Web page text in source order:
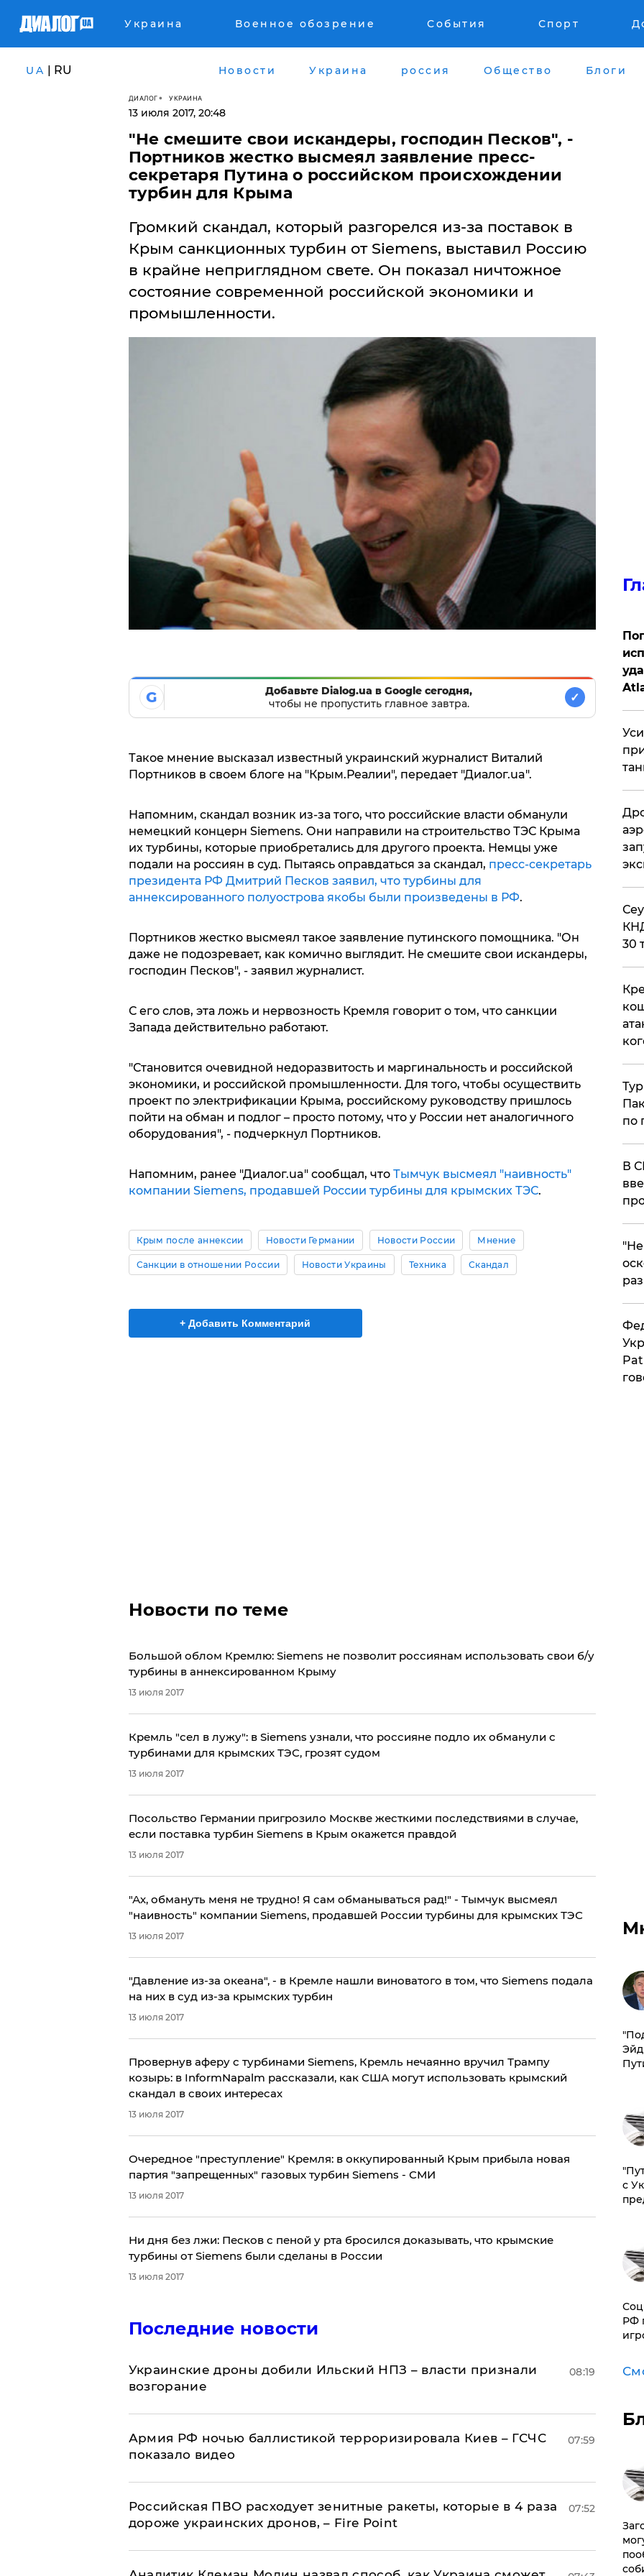
Украина Военное обозрение События Спорт
UA | RU Новости Украина россия Общество Блоги
ДИАЛОГ УКРАИНА
13 июля 2017, 20:48
​"Не смешите свои искандеры, господин Песков", -
Портников жестко высмеял заявление пресс-
секретаря Путина о российском происхождении
турбин для Крыма
Громкий скандал, который разгорелся из-за поставок в
Крым санкционных турбин от Siemens, выставил Россию
в крайне неприглядном свете. Он показал ничтожное
состояние современной российской экономики и
промышленности.
G
Добавьте Dialog.ua в Google сегодня,
чтобы не пропустить главное завтра.
✓
Такое мнение высказал известный украинский журналист Виталий
Портников в своем блоге на "Крым.Реалии", передает "Диалог.ua".
Напомним, скандал возник из-за того, что российские власти обманули
немецкий концерн Siemens. Они направили на строительство ТЭС Крыма
их турбины, которые приобретались для другого проекта. Немцы уже
подали на россиян в суд. Пытаясь оправдаться за скандал, пресс-секретарь
президента РФ Дмитрий Песков заявил, что турбины для
аннексированного полуострова якобы были произведены в РФ.
Портников жестко высмеял такое заявление путинского помощника. "Он
даже не подозревает, как комично выглядит. Не смешите свои искандеры,
господин Песков", - заявил журналист.
С его слов, эта ложь и нервозность Кремля говорит о том, что санкции
Запада действительно работают.
"Становится очевидной недоразвитость и маргинальность и российской
экономики, и российской промышленности. Для того, чтобы осуществить
проект по электрификации Крыма, российскому руководству пришлось
пойти на обман и подлог – просто потому, что у России нет аналогичного
оборудования", - подчеркнул Портников.
Напомним, ранее "Диалог.ua" сообщал, что Тымчук высмеял "наивность"
компании Siemens, продавшей России турбины для крымских ТЭС.
Крым после аннексии Новости Германии Новости России Мнение
Санкции в отношении России Новости Украины Техника Скандал
+ Добавить Комментарий
Новости по теме
​Большой облом Кремлю: Siemens не позволит россиянам использовать свои б/у
турбины в аннексированном Крыму
13 июля 2017
​Кремль "сел в лужу": в Siemens узнали, что россияне подло их обманули с
турбинами для крымских ТЭС, грозят судом
13 июля 2017
Посольство Германии пригрозило Москве жесткими последствиями в случае,
если поставка турбин Siemens в Крым окажется правдой
13 июля 2017
"Ах, обмануть меня не трудно! Я сам обманываться рад!" - Тымчук высмеял
"наивность" компании Siemens, продавшей России турбины для крымских ТЭС
13 июля 2017
​"Давление из-за океана", - в Кремле нашли виноватого в том, что Siemens подала
на них в суд из-за крымских турбин
13 июля 2017
​Провернув аферу с турбинами Siemens, Кремль нечаянно вручил Трампу
козырь: в InformNapalm рассказали, как США могут использовать крымский
скандал в своих интересах
13 июля 2017
Очередное "преступление" Кремля: в оккупированный Крым прибыла новая
партия "запрещенных" газовых турбин Siemens - СМИ
13 июля 2017
Ни дня без лжи: Песков с пеной у рта бросился доказывать, что крымские
турбины от Siemens были сделаны в России
13 июля 2017
Последние новости
Украинские дроны добили Ильский НПЗ – власти признали
возгорание
08:19
Армия РФ ночью баллистикой терроризировала Киев – ГСЧС
показало видео
07:59
Российская ПВО расходует зенитные ракеты, которые в 4 раза
дороже украинских дронов, – Fire Point
07:52
30
по
В
с
РФ